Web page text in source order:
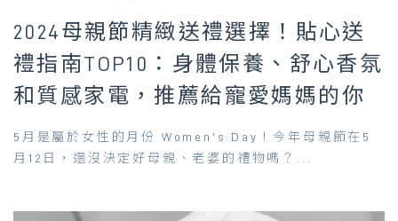
2024母親節精緻送禮選擇！貼心送
禮指南TOP10：身體保養、舒心香氛
和質感家電，推薦給寵愛媽媽的你
5月是屬於女性的月份 Women’s Day！今年母親節在5
月12日，還沒決定好母親、老婆的禮物嗎？...